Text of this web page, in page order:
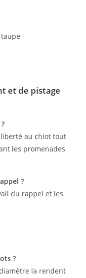
et de pistage
au chiot tout
les promenades
?
du rappel et les
?
la rendent